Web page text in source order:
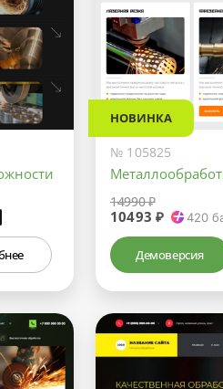
НОВИНКА
№ 105825
14990 ₽
10493 ₽ 420
Демоверсия